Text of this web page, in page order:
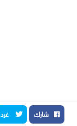
شارك غرد